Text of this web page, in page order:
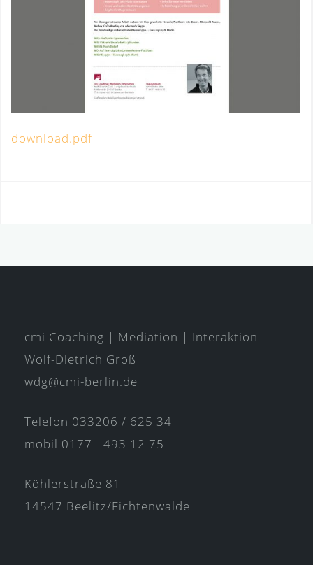
download.pdf
cmi Coaching | Mediation | Interaktion
Wolf-Dietrich Groß
wdg@cmi-berlin.de
Telefon 033206 / 625 34
mobil 0177 - 493 12 75
Köhlerstraße 81
14547 Beelitz/Fichtenwalde